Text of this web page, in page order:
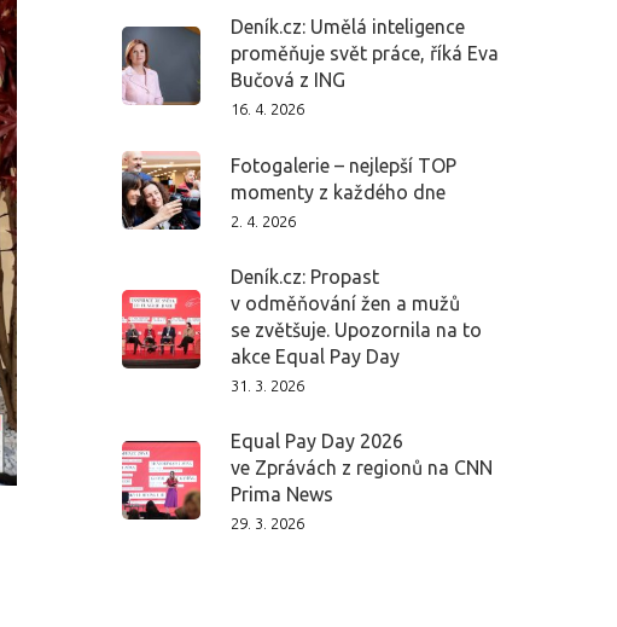
Deník.cz: Umělá inteligence
proměňuje svět práce, říká Eva
Bučová z ING
16. 4. 2026
Fotogalerie – nejlepší TOP
momenty z každého dne
2. 4. 2026
Deník.cz: Propast
v odměňování žen a mužů
se zvětšuje. Upozornila na to
akce Equal Pay Day
31. 3. 2026
Equal Pay Day 2026
ve Zprávách z regionů na CNN
Prima News
29. 3. 2026